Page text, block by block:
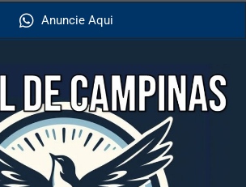
Anuncie Aqui